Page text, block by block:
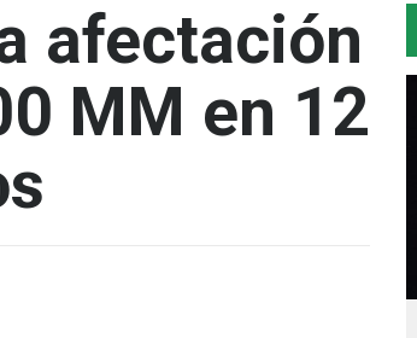
afectación
MM en 12